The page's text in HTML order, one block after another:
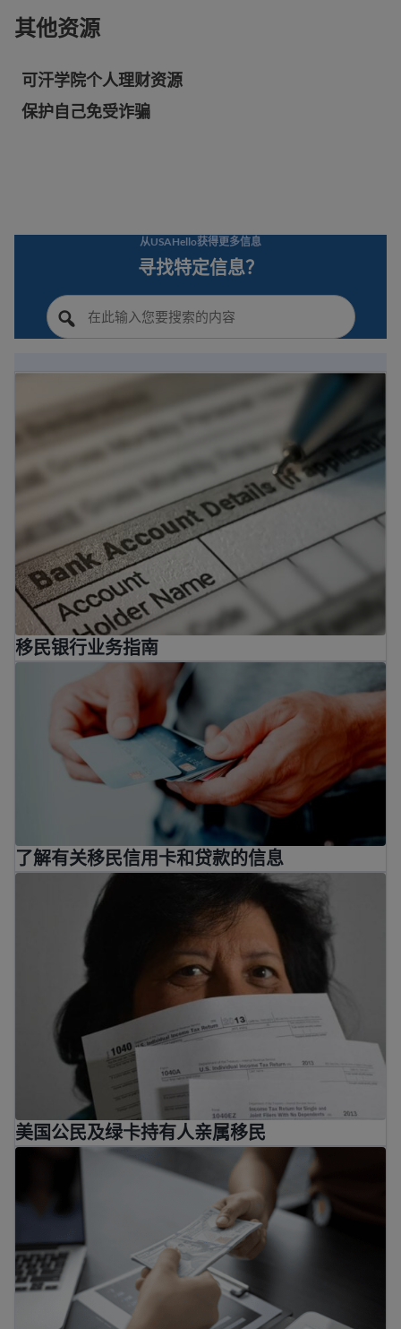
其他资源
可汗学院个人理财资源
保护自己免受诈骗
从USAHello获得更多信息
寻找特定信息？
移民银行业务指南
移民银行业务指南
了解有关移民信用卡和贷款的信息
了解有关移民信用卡和贷款的信息
美国公民及绿卡持有人亲属移民
美国公民及绿卡持有人亲属移民
国际汇款方式